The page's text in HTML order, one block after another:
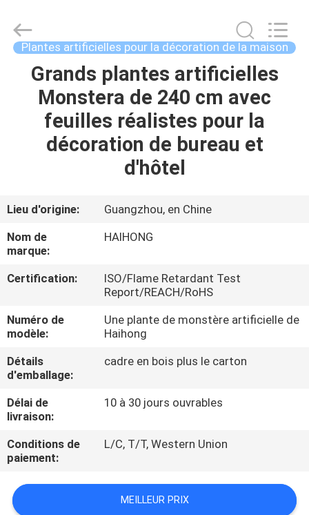
MAISON
PRODUITS
À
PROPOS
DE
NOUS
VISITE
DE
L'USINE
CONTRÔLE
QUALITÉ
CONTACTEZ-
NOUS
Crafts
Factory.
Rights
Developed
Plantes artificielles pour la décoration de la maison
Grands plantes artificielles
Monstera de 240 cm avec
feuilles réalistes pour la
décoration de bureau et
d'hôtel
Lieu d'origine:
Guangzhou, en Chine
Nom de
marque:
HAIHONG
Certification:
ISO/Flame Retardant Test
Report/REACH/RoHS
Numéro de
modèle:
Une plante de monstère artificielle de
Haihong
Détails
d'emballage:
cadre en bois plus le carton
Délai de
livraison:
10 à 30 jours ouvrables
Conditions de
paiement:
L/C, T/T, Western Union
MEILLEUR PRIX